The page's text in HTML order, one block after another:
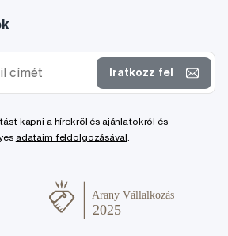
Iratkozz fel
kapni a hírekről és ajánlatokról és
adataim feldolgozásával